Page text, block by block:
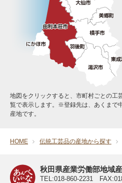
地図をクリックすると、市町村ごとの工
覧で表示します。※登録先は、あくまで
産地です。
HOME 伝統工芸品の産地から探す
秋田県 公式サイト
秋田県産業労働部地域
TEL:018-860-2231